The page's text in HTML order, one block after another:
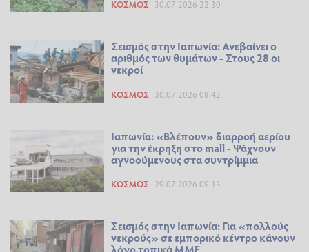
ΚΌΣΜΟΣ 30.07.2026 22:30
Σεισμός στην Ιαπωνία: Ανεβαίνει ο
αριθμός των θυμάτων - Στους 28 οι
νεκροί
ΚΌΣΜΟΣ 30.07.2026 08:42
Ιαπωνία: «Βλέπουν» διαρροή αερίου
για την έκρηξη στο mall - Ψάχνουν
αγνοούμενους στα συντρίμμια
ΚΌΣΜΟΣ 29.07.2026 09:13
Σεισμός στην Ιαπωνία: Για «πολλούς
νεκρούς» σε εμπορικό κέντρο κάνουν
λόγο τοπικά ΜΜΕ